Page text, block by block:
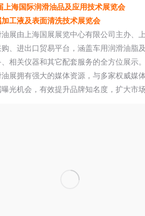
上海国际润滑油品及应用技术展览会
工液及表面清洗技术展览会
展由上海国展展览中心有限公司主办、
、进出口贸易平台，涵盖车用润滑油脂
相关仪器和其它配套服务的全方位展示。
展拥有强大的媒体资源，与多家权威媒
光机会，有效提升品牌知名度，扩大市